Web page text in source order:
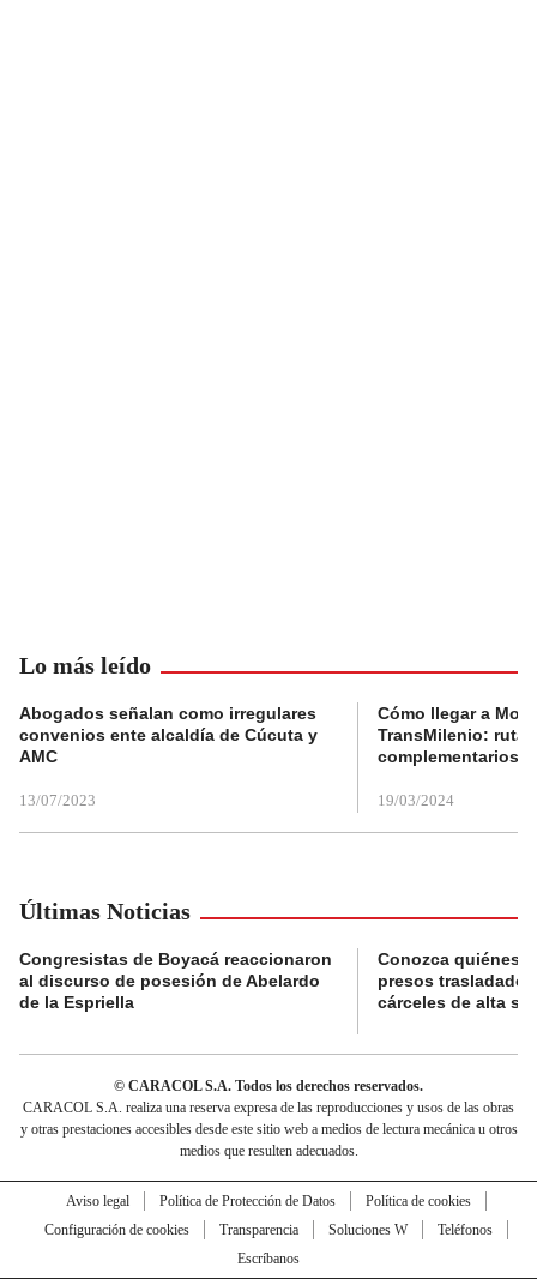
Lo más leído
Abogados señalan como irregulares
convenios ente alcaldía de Cúcuta y
AMC
13/07/2023
Cómo llegar a
TransMilenio:
complementarios
19/03/2024
Últimas Noticias
Congresistas de Boyacá reaccionaron
al discurso de posesión de Abelardo
de la Espriella
Conozca quiénes
presos
cárceles de alta
© CARACOL S.A. Todos los derechos reservados.
CARACOL S.A. realiza una reserva expresa de las reproducciones y usos de las obras
y otras prestaciones accesibles desde este sitio web a medios de lectura mecánica u otros
medios que resulten adecuados.
Aviso legal Política de Protección de Datos
Política de cookies
Configuración de cookies
Transparencia Soluciones W
Teléfonos
Escríbanos